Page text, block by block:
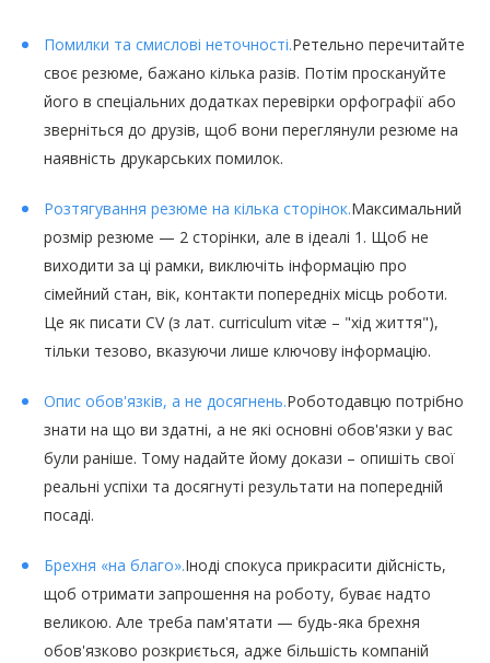
Помилки та смислові неточності.Ретельно перечитайте
своє резюме, бажано кілька разів. Потім проскануйте
його в спеціальних додатках перевірки орфографії або
зверніться до друзів, щоб вони переглянули резюме на
наявність друкарських помилок.
Розтягування резюме на кілька сторінок.Максимальний
розмір резюме — 2 сторінки, але в ідеалі 1. Щоб не
виходити за ці рамки, виключіть інформацію про
сімейний стан, вік, контакти попередніх місць роботи.
Це як писати CV (з лат. сurriculum vitæ – "хід життя"),
тільки тезово, вказуючи лише ключову інформацію.
Опис обов'язків, а не досягнень.Роботодавцю потрібно
знати на що ви здатні, а не які основні обов'язки у вас
були раніше. Тому надайте йому докази – опишіть свої
реальні успіхи та досягнуті результати на попередній
посаді.
Брехня «на благо».Іноді спокуса прикрасити дійсність,
щоб отримати запрошення на роботу, буває надто
великою. Але треба пам'ятати — будь-яка брехня
обов'язково розкриється, адже більшість компаній